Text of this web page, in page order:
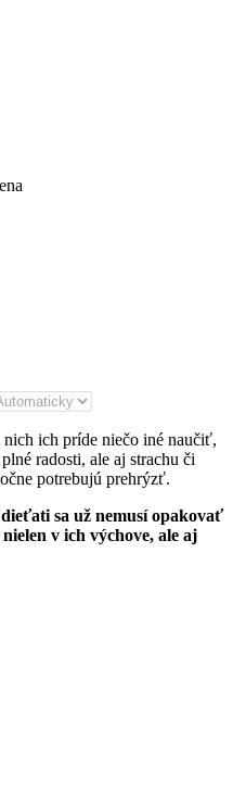
ich príde niečo iné naučiť,
radosti, ale aj strachu či
potrebujú prehrýzť.
sa už nemusí opakovať
v ich výchove, ale aj